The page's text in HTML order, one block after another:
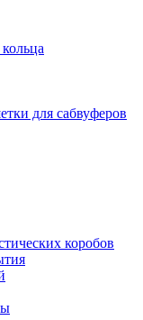
для сабвуферов
коробов